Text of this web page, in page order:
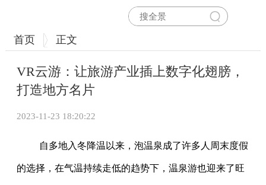
首页 正文
VR云游：让旅游产业插上数字化翅膀，
打造地方名片
2023-11-23 18:20:22
自多地入冬降温以来，泡温泉成了许多人周末度假
的选择，在气温持续走低的趋势下，温泉游也迎来了旺